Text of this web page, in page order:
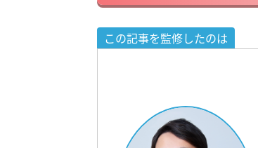
この記事を監修したのは